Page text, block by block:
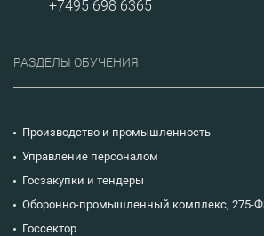
+7495 698 6365
РАЗДЕЛЫ ОБУЧЕНИЯ
Производство и промышленность
Управление персоналом
Госзакупки и тендеры
Оборонно-промышленный комплекс, 275-
Госсектор